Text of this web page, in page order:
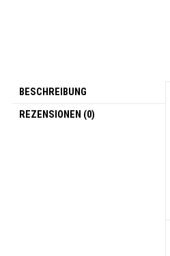
BESCHREIBUNG
REZENSIONEN (0)